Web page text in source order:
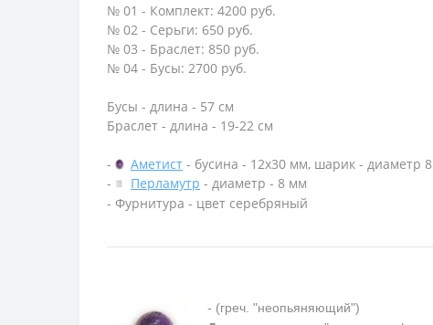
№ 01 - Комплект: 4200 руб.
№ 02 - Серьги: 650 руб.
№ 03 - Браслет: 850 руб.
№ 04 - Бусы: 2700 руб.
Бусы - длина - 57 см
Браслет - длина - 19-22 см
- Аметист - бусина - 12х30 мм, шарик - диаметр
-
Перламутр - диаметр - 8 мм
- Фурнитура - цвет серебряный
- (греч. "неопьяняющий")